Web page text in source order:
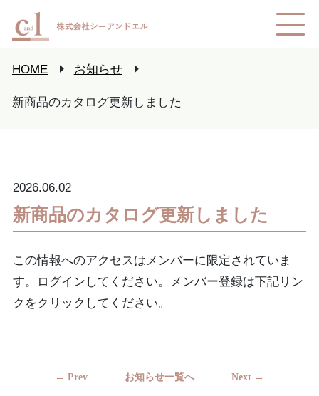
HOME お知らせ
新商品のカタログ更新しました
2026.06.02
新商品のカタログ更新しました
この情報へのアクセスはメンバーに限定されていま
す。ログインしてください。メンバー登録は下記リン
クをクリックしてください。
← Prev お知らせ一覧へ Next →